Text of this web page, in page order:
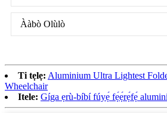
Ààbò Olùlò
Ti tẹlẹ: Aluminium Ultra Lightest
Wheelchair
Itele: Gíga ẹrù-bíbí fúyẹ́ fẹ́ẹ́rẹ́fẹ́